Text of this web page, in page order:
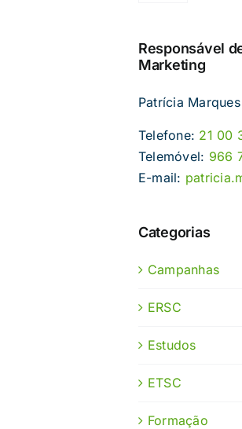
Responsável
Marketing
Patrícia Marques
Telefone: 21 00
Telemóvel: 966
E-mail:
Categorias
Campanhas
ERSC
Estudos
ETSC
Formação